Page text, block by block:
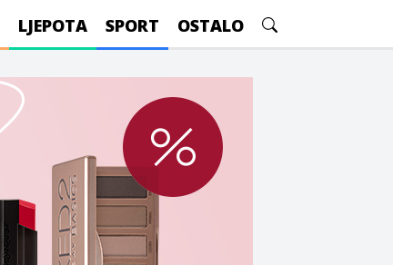
LJEPOTA SPORT OSTALO